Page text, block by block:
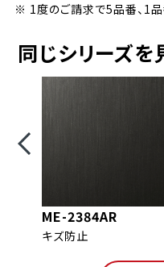
※ 1度のご請求で5品番、1品
同じシリーズ
ME-2384AR
キズ防止